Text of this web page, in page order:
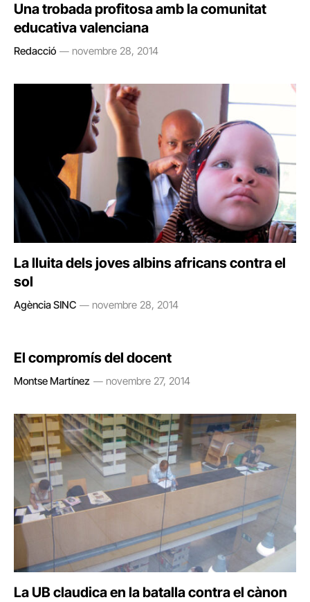
Una trobada profitosa amb la comunitat
educativa valenciana
Redacció novembre 28, 2014
La lluita dels joves albins africans contra el
sol
Agència SINC novembre 28, 2014
El compromís del docent
Montse Martínez novembre 27, 2014
La UB claudica en la batalla contra el cànon